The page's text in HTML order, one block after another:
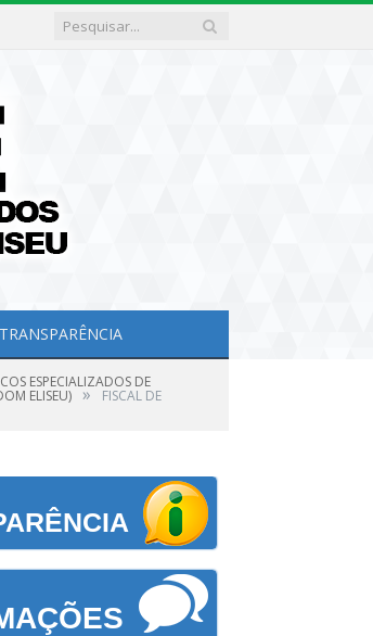
TRANSPARÊNCIA
ESPECIALIZADOS DE
ELISEU) » FISCAL DE